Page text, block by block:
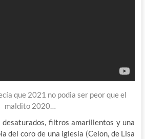
que 2021 no podia ser peor que el
maldito 2020…
desaturados, filtros amarillentos y una
del coro de una iglesia (Celon, de Lisa